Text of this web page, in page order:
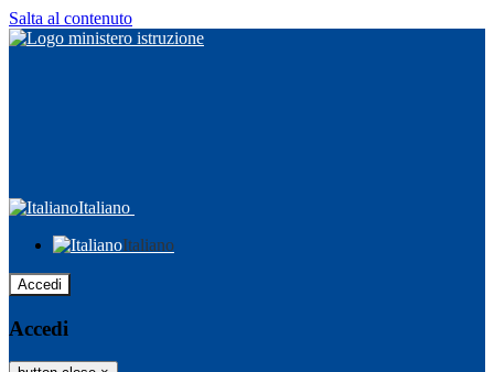
Salta al contenuto
Italiano
Italiano
Accedi
Accedi